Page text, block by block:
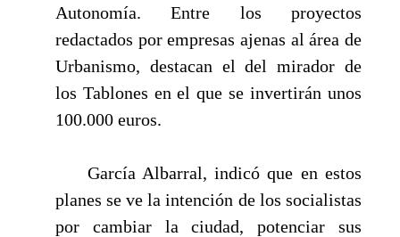
Autonomía. Entre los proyectos
redactados por empresas ajenas al área de
Urbanismo, destacan el del mirador de
los Tablones en el que se invertirán unos
100.000 euros.
García Albarral, indicó que en estos
planes se ve la intención de los socialistas
por cambiar la ciudad, potenciar sus